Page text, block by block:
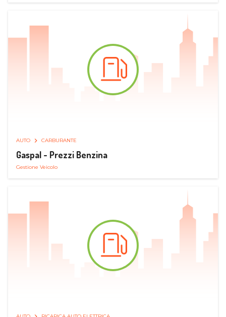
AUTO CARBURANTE
Gaspal - Prezzi Benzina
Gestione Veicolo